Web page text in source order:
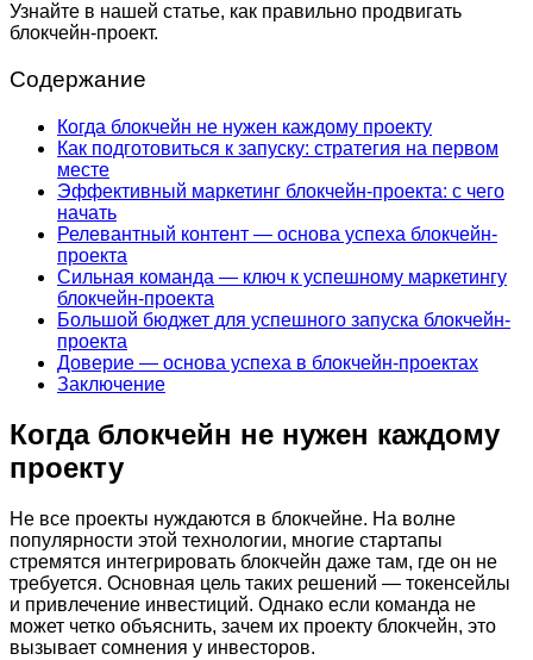
Узнайте в нашей статье, как правильно продвигать
блокчейн-проект.
Содержание
Когда блокчейн не нужен каждому проекту
Как подготовиться к запуску: стратегия на первом
месте
Эффективный маркетинг блокчейн-проекта: с чего
начать
Релевантный контент — основа успеха блокчейн-
проекта
Сильная команда — ключ к успешному маркетингу
блокчейн-проекта
Большой бюджет для успешного запуска блокчейн-
проекта
Доверие — основа успеха в блокчейн-проектах
Заключение
Когда блокчейн не нужен каждому
проекту
Не все проекты нуждаются в блокчейне. На волне
популярности этой технологии, многие стартапы
стремятся интегрировать блокчейн даже там, где он не
требуется. Основная цель таких решений — токенсейлы
и привлечение инвестиций. Однако если команда не
может четко объяснить, зачем их проекту блокчейн, это
вызывает сомнения у инвесторов.